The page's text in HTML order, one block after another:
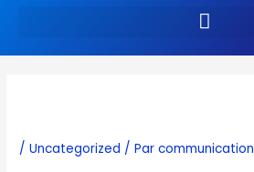
/Uncategorized / Par